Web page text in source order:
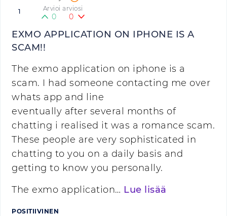
1 Arvioi arviosi
0 0
EXMO APPLICATION ON IPHONE IS A
SCAM!!
The exmo application on iphone is a
scam. I had someone contacting me over
whats app and line
eventually after several months of
chatting i realised it was a romance scam.
These people are very sophisticated in
chatting to you on a daily basis and
getting to know you personally.
The exmo application… Lue lisää
POSITIIVINEN